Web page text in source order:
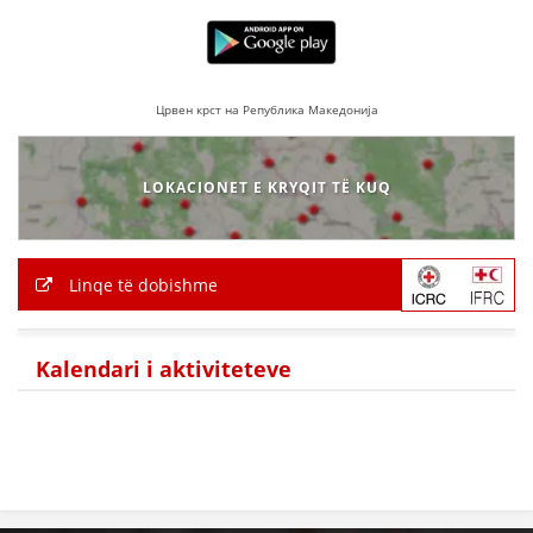
Црвен крст на Република Македонија
LOKACIONET E KRYQIT TË KUQ
Linqe të dobishme
Kalendari i aktiviteteve